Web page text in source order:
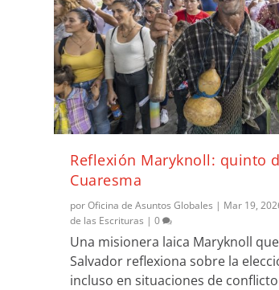
Reflexión Maryknoll: quinto
Cuaresma
porOficina de Asuntos Globales | Mar 19,
de las Escrituras |0
Una misionera laica Maryknoll
Salvador reflexiona sobre la
incluso en situaciones de